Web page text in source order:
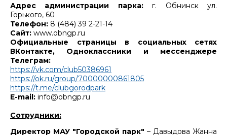
Адрес администрации парка:г. Обнинск ул.
Горького, 60
Телефон: 8 (484) 39 2-21-14
Сайт: www.obngp.ru
Официальные страницы в социальных сетях
ВКонтакте, Одноклассники и мессенджере
Телеграм:
https://vk.com/club50386961
https://ok.ru/group/70000000861805
https://t.me/clubgorodpark
E-mail: info@obngp.ru
Сотрудники:
Директор МАУ "Городской парк" – Давыдова Жанна